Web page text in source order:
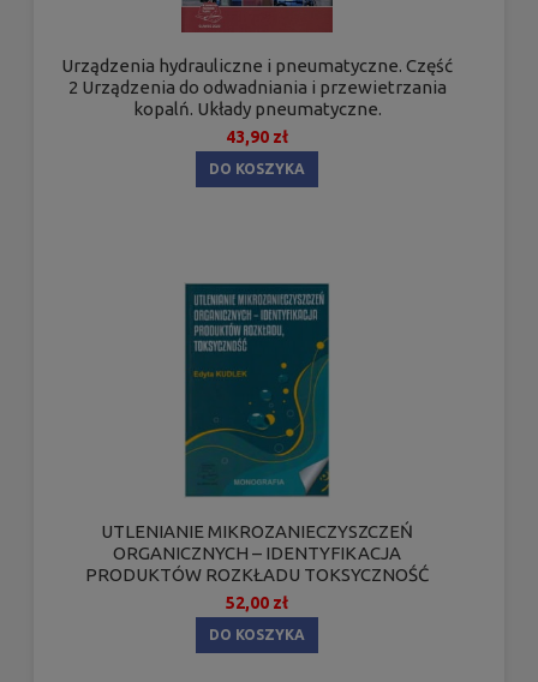
Urządzenia hydrauliczne i pneumatyczne. Część
2 Urządzenia do odwadniania i przewietrzania
kopalń. Układy pneumatyczne.
43,90 zł
DO KOSZYKA
UTLENIANIE MIKROZANIECZYSZCZEŃ
ORGANICZNYCH – IDENTYFIKACJA
PRODUKTÓW ROZKŁADU TOKSYCZNOŚĆ
52,00 zł
DO KOSZYKA